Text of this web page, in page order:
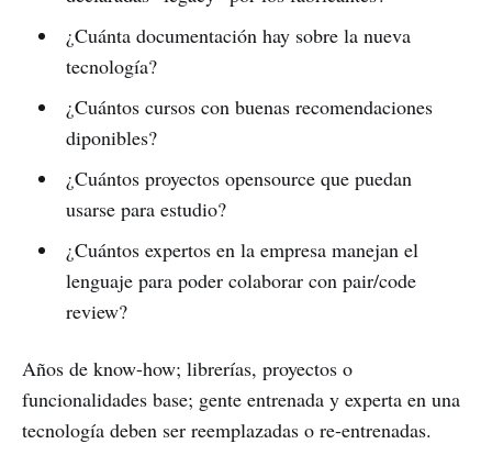
¿Cuánta documentación hay sobre la nueva
tecnología?
¿Cuántos cursos con buenas recomendaciones
diponibles?
¿Cuántos proyectos opensource que puedan
usarse para estudio?
¿Cuántos expertos en la empresa manejan el
lenguaje para poder colaborar con pair/code
review?
Años de know-how; librerías, proyectos o
funcionalidades base; gente entrenada y experta en una
tecnología deben ser reemplazadas o re-entrenadas.